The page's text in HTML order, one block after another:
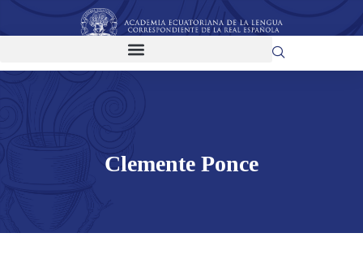
Clemente Ponce